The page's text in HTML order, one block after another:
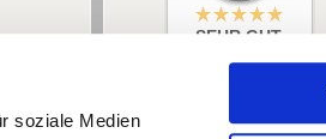
soziale Medien
SEHR GUT